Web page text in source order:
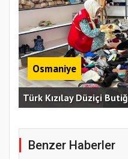
Osmaniye
Türk Kızılay Düziçi
Benzer Haberler